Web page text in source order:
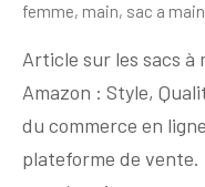
femme, main, sac a main
Article sur les sacs à
Amazon : Style,
du commerce en
plateforme de